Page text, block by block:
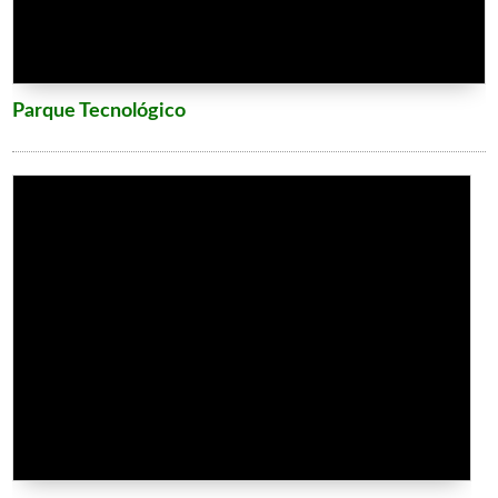
Parque Tecnológico